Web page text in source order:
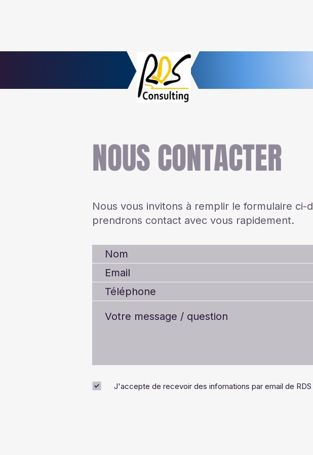
NOUS CONTACTER
Nous vous invitons à remplir le formulaire ci-
prendrons contact avec vous rapidement.
J'accepte de recevoir des infomations par email de RDS